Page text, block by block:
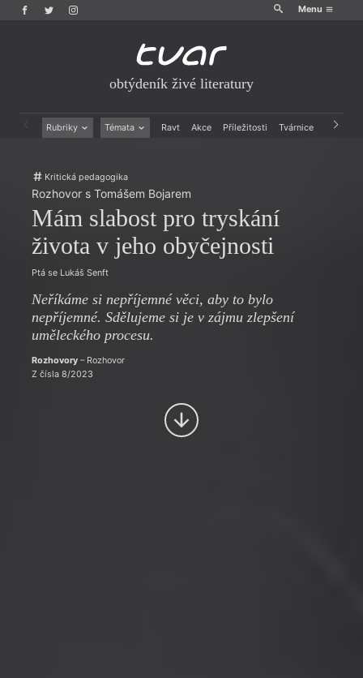
Menu
obtýdeník živé literatury
Rubriky Témata Ravt Akce Příležitosti Tvárnice Archiv
Esejistika
Reportáže
Rozhovory
Mauzoleum
Historie kolonialismu
Dokument
Výroční ceny
Kritická pedagogika
Rozhovor s Tomášem Bojarem
Mám slabost pro tryskání
života v jeho obyčejnosti
Ptá se Lukáš Senft
Neříkáme si nepříjemné věci, aby to bylo
nepříjemné. Sdělujeme si je v zájmu zlepšení
uměleckého procesu.
Rozhovory– Rozhovor
Z čísla 8/2023